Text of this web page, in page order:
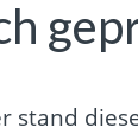
stand